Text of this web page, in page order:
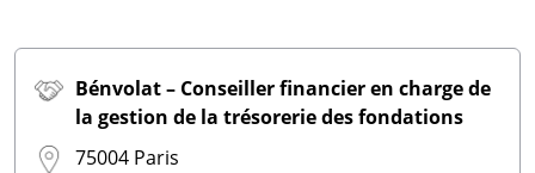
Bénvolat – Conseiller financier en charge de
la gestion de la trésorerie des fondations
75004 Paris